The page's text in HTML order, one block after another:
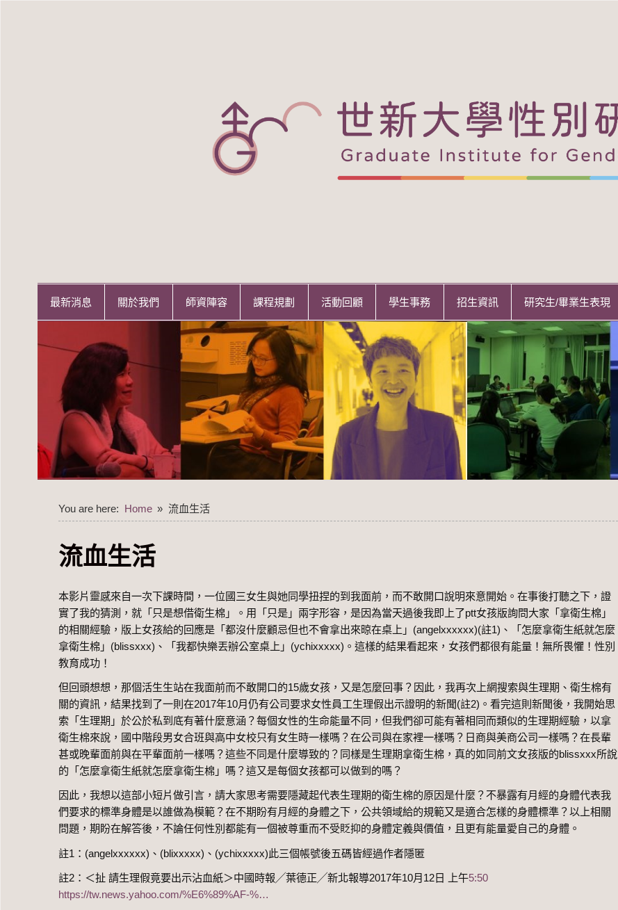
最新消息 關於我們 師資陣容 課程規劃 活動回顧 學生事務 招生資訊 研究生/畢業生表現
You are here: Home 流血生活
流血生活
本影片靈感來自一次下課時間，一位國三女生與她同學扭捏的到我面前，而不敢開口說明來意開始。在事後打聽之下，證
實了我的猜測，就「只是想借衛生棉」。用「只是」兩字形容，是因為當天過後我即上了ptt女孩版詢問大家「拿衛生棉」
的相關經驗，版上女孩給的回應是「都沒什麼顧忌但也不會拿出來晾在桌上」(angelxxxxxx)(註1)、「怎麼拿衛生紙就怎麼
拿衛生棉」(blissxxx)、「我都快樂丟辦公室桌上」(ychixxxxx)。這樣的結果看起來，女孩們都很有能量！無所畏懼！性別
教育成功！
但回頭想想，那個活生生站在我面前而不敢開口的15歲女孩，又是怎麼回事？因此，我再次上網搜索與生理期、衛生棉有
關的資訊，結果找到了一則在2017年10月仍有公司要求女性員工生理假出示證明的新聞(註2)。看完這則新聞後，我開始思
索「生理期」於公於私到底有著什麼意涵？每個女性的生命能量不同，但我們卻可能有著相同而類似的生理期經驗，以拿
衛生棉來說，國中階段男女合班與高中女校只有女生時一樣嗎？在公司與在家裡一樣嗎？日商與美商公司一樣嗎？在長輩
甚或晚輩面前與在平輩面前一樣嗎？這些不同是什麼導致的？同樣是生理期拿衛生棉，真的如同前文女孩版的blissxxx所說
的「怎麼拿衛生紙就怎麼拿衛生棉」嗎？這又是每個女孩都可以做到的嗎？
因此，我想以這部小短片做引言，請大家思考需要隱藏起代表生理期的衛生棉的原因是什麼？不暴露有月經的身體代表我
們要求的標準身體是以誰做為模範？在不期盼有月經的身體之下，公共領域給的規範又是適合怎樣的身體標準？以上相關
問題，期盼在解答後，不論任何性別都能有一個被尊重而不受貶抑的身體定義與價值，且更有能量愛自己的身體。
註1：(angelxxxxxx)、(blixxxxx)、(ychixxxxx)此三個帳號後五碼皆經過作者隱匿
註2：＜扯 請生理假竟要出示沾血紙＞中國時報╱葉德正╱新北報導2017年10月12日 上午5:50
https://tw.news.yahoo.com/%E6%89%AF-%…